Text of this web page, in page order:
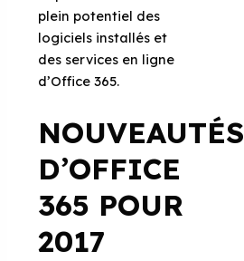
plein potentiel des
logiciels installés et
des services en ligne
d’Office 365.
NOUVEAUTÉS
D’OFFICE
365 POUR
2017